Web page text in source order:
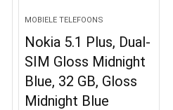
MOBIELE TELEFOONS
Nokia 5.1 Plus, Dual-
SIM Gloss Midnight
Blue, 32 GB, Gloss
Midnight Blue